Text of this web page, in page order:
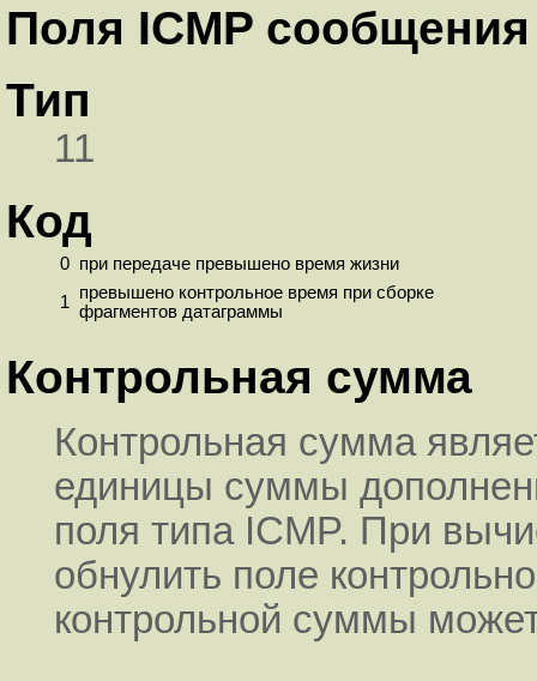
Поля ICMP сообщения
Тип
11
Код
0 при передаче превышено время жизни
1 превышено контрольное время при сборке
фрагментов датаграммы
Контрольная сумма
Контрольная сумма
единицы суммы
поля типа ICMP. При
обнулить поле
контрольной суммы